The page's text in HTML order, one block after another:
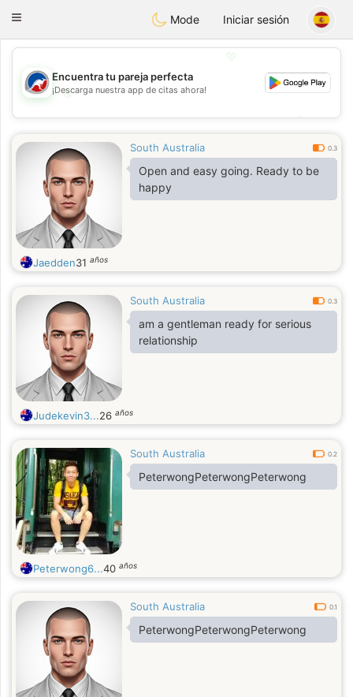
Australia Chat
Toggle
Mode Iniciar sesión
💖
💕
Encuentra tu pareja perfecta
¡Descarga nuestra app de citas ahora!
South Australia 0.3
Open and easy going. Ready to be
happy
Jaedden31 años
South Australia 0.3
am a gentleman ready for serious
relationship
Judekevin3...26 años
South Australia 0.2
PeterwongPeterwongPeterwong
Peterwong6...40 años
South Australia 0.1
PeterwongPeterwongPeterwong